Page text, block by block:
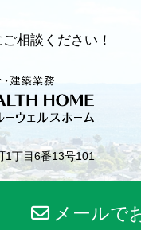
相談ください！
1丁目6番13号101
メールで